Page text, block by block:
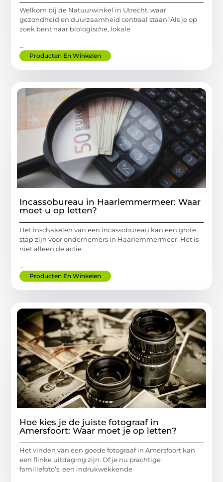
Welkom bij de Natuurwinkel in Utrecht, waar
gezondheid en duurzaamheid centraal staan! Als je op
zoek bent naar biologische, lokale
...
Producten En Winkelen
Incassobureau in Haarlemmermeer: Waar
moet u op letten?
Het inschakelen van een incassobureau kan een grote
stap zijn voor ondernemers in Haarlemmermeer. Het is
niet alleen de actie
...
Producten En Winkelen
Hoe kies je de juiste fotograaf in
Amersfoort: Waar moet je op letten?
Het vinden van een goede fotograaf in Amersfoort kan
een flinke uitdaging zijn. Of je nu prachtige
familiefoto’s, een indrukwekkende